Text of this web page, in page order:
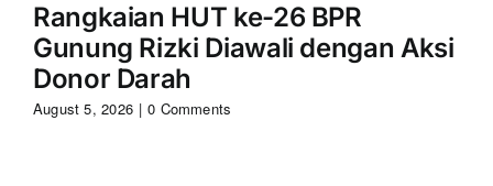
Rangkaian HUT ke-26 BPR
Gunung Rizki Diawali dengan Aksi
Donor Darah
August 5, 2026 | 0 Comments